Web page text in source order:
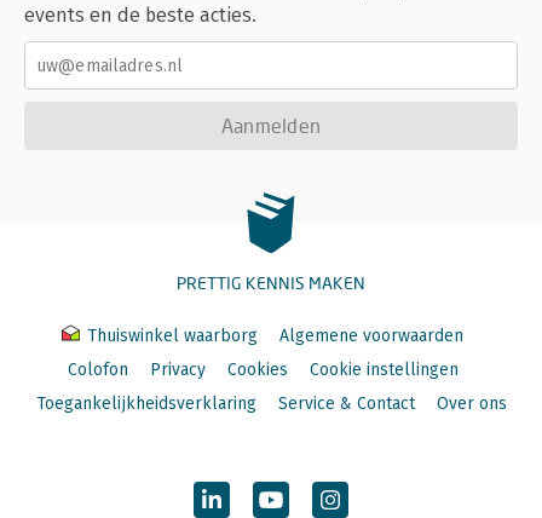
events en de beste acties.
Aanmelden
PRETTIG KENNIS MAKEN
Thuiswinkel waarborg
Algemene voorwaarden
Colofon
Privacy Cookies
Cookie instellingen
Toegankelijkheidsverklaring
Service & Contact Over ons